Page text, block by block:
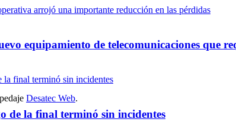
equipamiento de telecomunicaciones que
de la final terminó sin incidentes
Desatec Web.